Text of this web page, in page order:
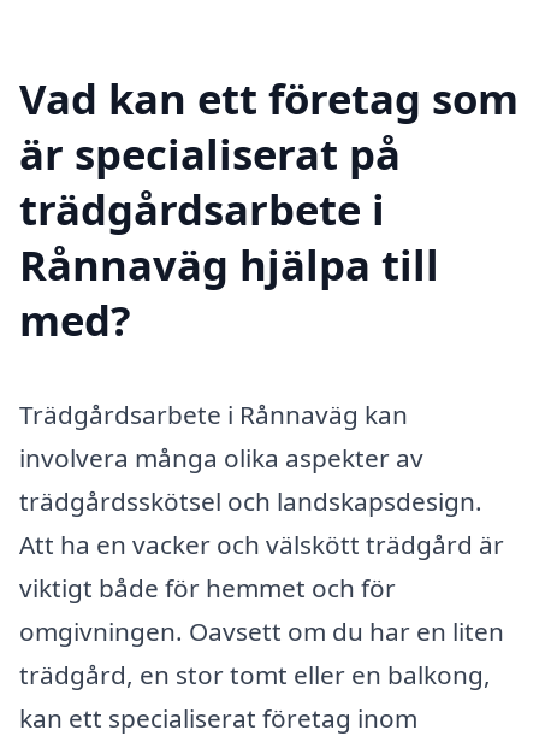
Vad kan ett företag som
är specialiserat på
trädgårdsarbete i
Rånnaväg hjälpa till
med?
Trädgårdsarbete i Rånnaväg kan
involvera många olika aspekter av
trädgårdsskötsel och landskapsdesign.
Att ha en vacker och välskött trädgård är
viktigt både för hemmet och för
omgivningen. Oavsett om du har en liten
trädgård, en stor tomt eller en balkong,
kan ett specialiserat företag inom